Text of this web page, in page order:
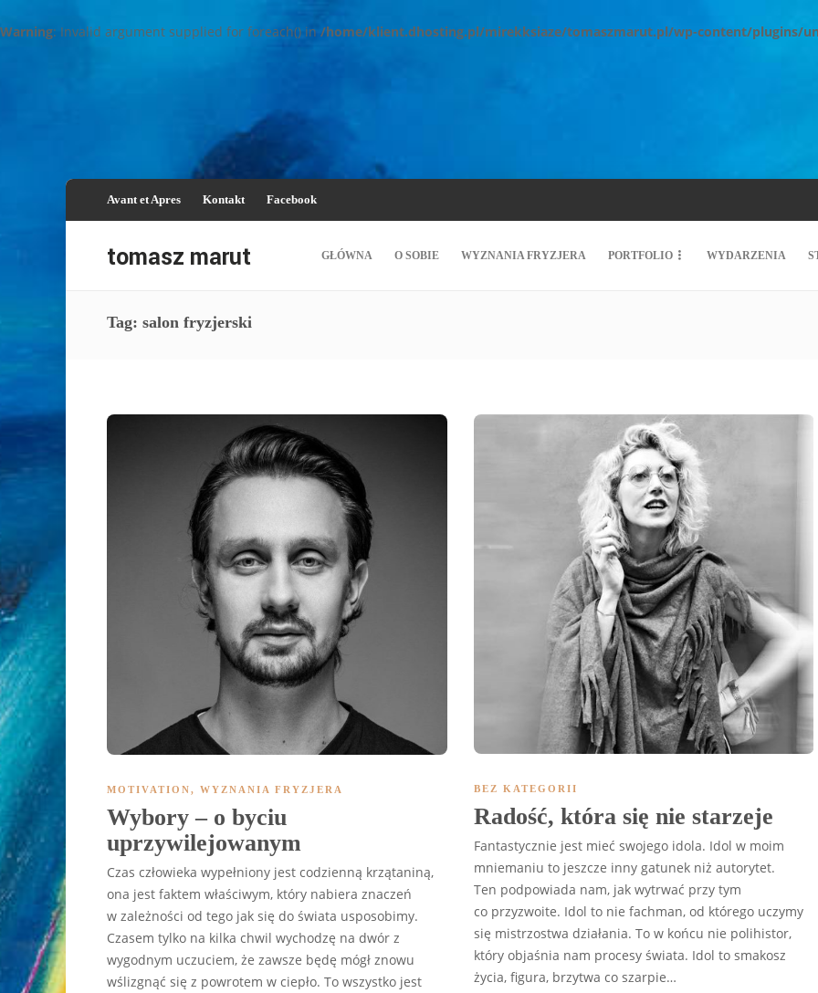
Warning: Invalid argument supplied for foreach() in /home/klient.dhosting.pl/mirekksiaze/tomaszmarut.pl/wp-content/plugins/
Avant et Apres Kontakt Facebook
GŁÓWNA O SOBIE WYZNANIA FRYZJERA PORTFOLIO WYDARZENIA
Tag: salon fryzjerski
MOTIVATION, WYZNANIA FRYZJERA
Wybory – o byciu
uprzywilejowanym
Czas człowieka wypełniony jest codzienną krzątaniną,
ona jest faktem właściwym, który nabiera znaczeń
w zależności od tego jak się do świata usposobimy.
Czasem tylko na kilka chwil wychodzę na dwór z
wygodnym uczuciem, że zawsze będę mógł znowu
wślizgnąć się z powrotem w ciepło. To wszystko jest
BEZ KATEGORII
Radość, która się nie starzeje
Fantastycznie jest mieć swojego idola. Idol w moim
mniemaniu to jeszcze inny gatunek niż autorytet.
Ten podpowiada nam, jak wytrwać przy tym
co przyzwoite. Idol to nie fachman, od którego uczymy
się mistrzostwa działania. To w końcu nie polihistor,
który objaśnia nam procesy świata. Idol to smakosz
życia, figura, brzytwa co szarpie…